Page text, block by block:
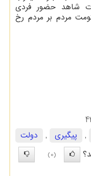
شاهد حضور فردی
مردم بر مردم رخ
, پیگیری ,
دولت
(0)